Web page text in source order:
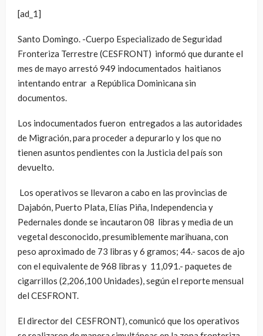
[ad_1]
Santo Domingo. -Cuerpo Especializado de Seguridad
Fronteriza Terrestre (CESFRONT) informó que durante el
mes de mayo arrestó 949 indocumentados haitianos
intentando entrar a República Dominicana sin
documentos.
Los indocumentados fueron entregados a las autoridades
de Migración, para proceder a depurarlo y los que no
tienen asuntos pendientes con la Justicia del país son
devuelto.
Los operativos se llevaron a cabo en las provincias de
Dajabón, Puerto Plata, Elías Piña, Independencia y
Pedernales donde se incautaron 08 libras y media de un
vegetal desconocido, presumiblemente marihuana, con
peso aproximado de 73 libras y 6 gramos; 44.- sacos de ajo
con el equivalente de 968 libras y 11,091.- paquetes de
cigarrillos (2,206,100 Unidades), según el reporte mensual
del CESFRONT.
El director del CESFRONT), comunicó que los operativos